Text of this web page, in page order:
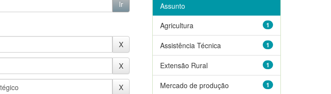
Assunto
1
Agricultura
1
Assistência Técnica
1
Extensão Rural
1
Mercado de produção